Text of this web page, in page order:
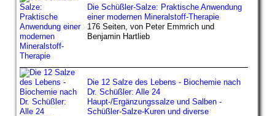
Die Schüßler-Salze: Praktische Anwendung
einer modernen Mineralstoff-Therapie
176 Seiten, von Peter Emmrich und
Benjamin Hartlieb
Die 12 Salze des Lebens - Biochemie nach
Dr. Schüßler: Alle 24
Haupt-/Ergänzungssalze und Salben -
Schüßler-Salze-Kuren und diverse